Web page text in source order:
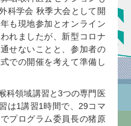
科学会 秋季大会として開
も現地参加とオンライン
れましたが、新型コロナ
せないことと、参加者の
での開催を考えて準備し
科領域講習と3つの専門医
は1講習1時間で、29コマ
プログラム委員長の猪原